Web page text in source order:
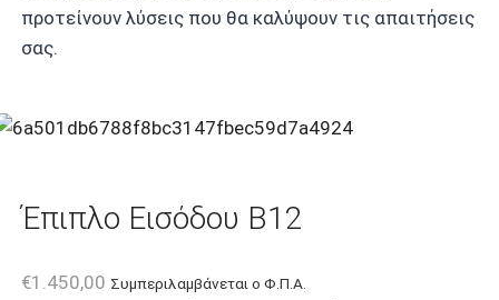
προτείνουν λύσεις που θα καλύψουν τις απαιτήσεις
σας.
Έπιπλο Εισόδου B12
€1.450,00 Συμπεριλαμβάνεται ο Φ.Π.Α.